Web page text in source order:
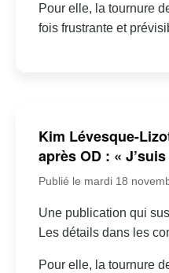
Pour elle, la tournure
fois frustrante et
Kim Lévesque-
après OD : «
Publié le mardi 18
Une publication qui
Les détails dans les
Pour elle, la tournure